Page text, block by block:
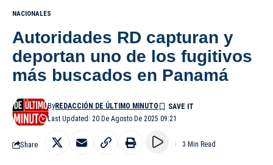
NACIONALES
Autoridades RD capturan y
deportan uno de los fugitivos
más buscados en Panamá
Last Updated: 20 De Agosto De 2025 09:21
ByREDACCIÓN DE ÚLTIMO MINUTO
Share 3 Min Read